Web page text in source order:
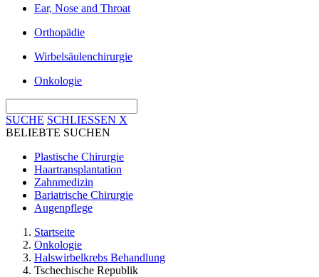
Ear, Nose and Throat
Orthopädie
Wirbelsäulenchirurgie
Onkologie
SUCHE SCHLIESSEN X
BELIEBTE SUCHEN
Plastische Chirurgie
Haartransplantation
Zahnmedizin
Bariatrische Chirurgie
Augenpflege
Startseite
Onkologie
Halswirbelkrebs Behandlung
Tschechische Republik